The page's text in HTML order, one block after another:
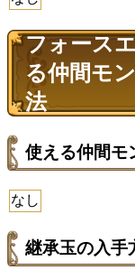
フォース
る仲間モ
法
使える仲間モ
なし
継承玉の入手